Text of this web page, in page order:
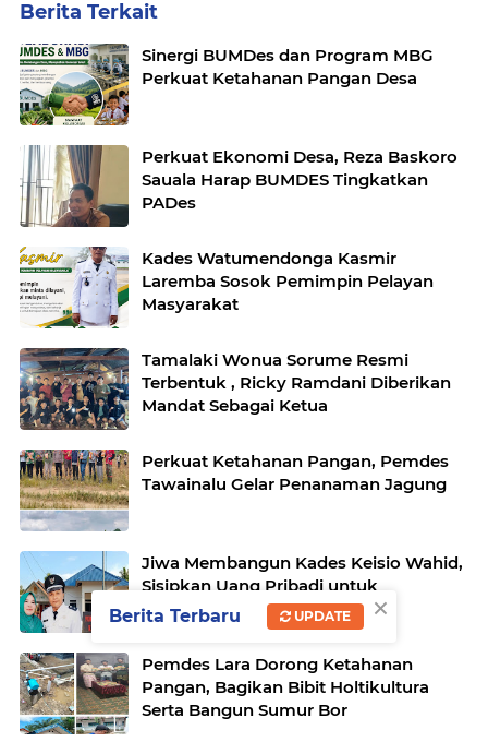
Berita Terkait
Sinergi BUMDes dan Program MBG
Perkuat Ketahanan Pangan Desa
Perkuat Ekonomi Desa, Reza Baskoro
Sauala Harap BUMDES Tingkatkan
PADes
Kades Watumendonga Kasmir
Laremba Sosok Pemimpin Pelayan
Masyarakat
Tamalaki Wonua Sorume Resmi
Terbentuk , Ricky Ramdani Diberikan
Mandat Sebagai Ketua
Perkuat Ketahanan Pangan, Pemdes
Tawainalu Gelar Penanaman Jagung
Jiwa Membangun Kades Keisio Wahid,
Sisipkan Uang Pribadi untuk
Pembangunan Kantor Desa
Pemdes Lara Dorong Ketahanan
Pangan, Bagikan Bibit Holtikultura
Serta Bangun Sumur Bor
×
Berita Terbaru UPDATE